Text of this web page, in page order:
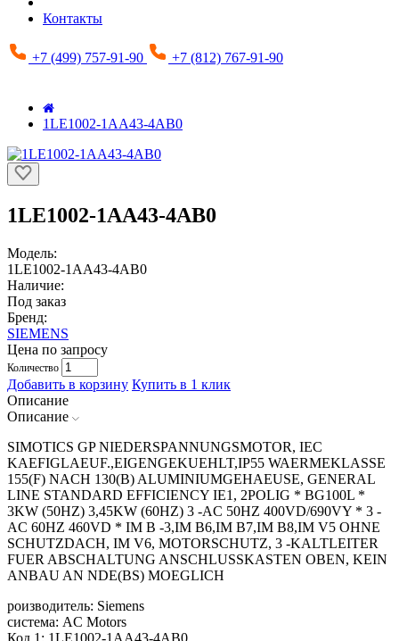
Контакты
+7 (499) 757-91-90 +7 (812) 767-91-90
1LE1002-1AA43-4AB0
1LE1002-1AA43-4AB0
Модель:
1LE1002-1AA43-4AB0
Наличие:
Под заказ
Бренд:
SIEMENS
Цена по запросу
Количество
Добавить в корзину Купить в 1 клик
Описание
Описание
SIMOTICS GP NIEDERSPANNUNGSMOTOR, IEC
KAEFIGLAEUF.,EIGENGEKUEHLT,IP55 WAERMEKLASSE
155(F) NACH 130(B) ALUMINIUMGEHAEUSE, GENERAL
LINE STANDARD EFFICIENCY IE1, 2POLIG * BG100L *
3KW (50HZ) 3,45KW (60HZ) 3 -AC 50HZ 400VD/690VY * 3 -
AC 60HZ 460VD * IM B -3,IM B6,IM B7,IM B8,IM V5 OHNE
SCHUTZDACH, IM V6, MOTORSCHUTZ, 3 -KALTLEITER
FUER ABSCHALTUNG ANSCHLUSSKASTEN OBEN, KEIN
ANBAU AN NDE(BS) MOEGLICH
роизводитель: Siemens
система: AC Motors
Код 1: 1LE1002-1AA43-4AB0